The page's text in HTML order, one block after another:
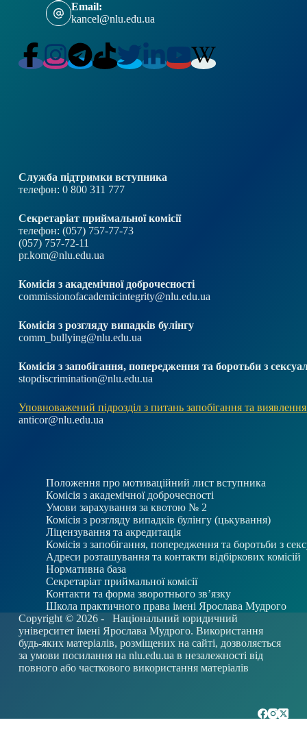
Email:
kancel@nlu.edu.ua
Служба підтримки вступника
телефон: 0 800 311 777
Секретаріат приймальної комісії
телефон: (057) 757-77-73
(057) 757-72-11
pr.kom@nlu.edu.ua
Комісія з академічної доброчесності
commissionofacademicintegrity@nlu.edu.ua
Комісія з розгляду випадків булінгу
comm_bullying@nlu.edu.ua
Комісія з запобігання, попередження та боротьби з
stopdiscrimination@nlu.edu.ua
Уповноважений підрозділ з питань запобігання та виявлення
anticor@nlu.edu.ua
Положення про мотиваційний лист вступника
Комісія з академічної доброчесності
Умови зарахування за квотою № 2
Комісія з розгляду випадків булінгу (цькування)
Ліцензування та акредитація
Комісія з запобігання, попередження та боротьби з
Адреси розташування та контакти відбіркових комісій
Нормативна база
Секретаріат приймальної комісії
Контакти та форма зворотнього зв’язку
Школа практичного права імені Ярослава Мудрого
Copyright © 2026 - Національний юридичний
університет імені Ярослава Мудрого. Використання
будь-яких матеріалів, розміщених на сайті, дозволяється
за умови посилання на nlu.edu.ua в незалежності від
повного або часткового використання матеріалів